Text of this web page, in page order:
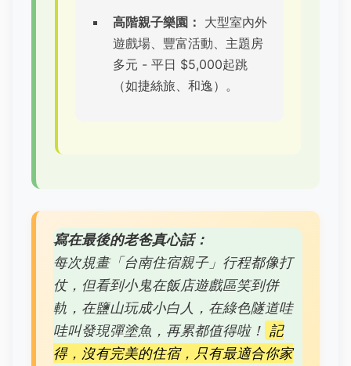
高階親子樂園： 大型室內外
遊戲場、豐富活動、主題房
多元 - 平日 $5,000起跳
（如捷絲旅、和逸）。
寫在最後的老爸真心話：
每次規畫「台南住宿親子」行程都像打
仗，但看到小鬼在飯店遊戲區笑到併
軌，在鹽山玩成小白人，在綠色隧道哇
哇叫發現彈塗魚，再累都值得啦！ 記
得，沒有完美的住宿，只有最適合你家